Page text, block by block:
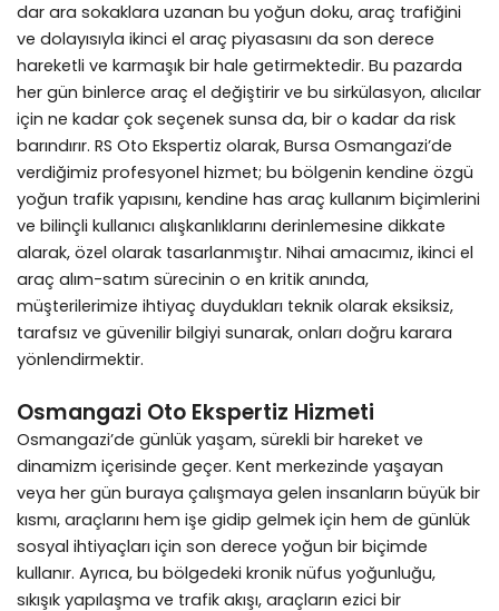
dar ara sokaklara uzanan bu yoğun doku, araç trafiğini
ve dolayısıyla ikinci el araç piyasasını da son derece
hareketli ve karmaşık bir hale getirmektedir. Bu pazarda
her gün binlerce araç el değiştirir ve bu sirkülasyon, alıcılar
için ne kadar çok seçenek sunsa da, bir o kadar da risk
barındırır. RS Oto Ekspertiz olarak, Bursa Osmangazi’de
verdiğimiz profesyonel hizmet; bu bölgenin kendine özgü
yoğun trafik yapısını, kendine has araç kullanım biçimlerini
ve bilinçli kullanıcı alışkanlıklarını derinlemesine dikkate
alarak, özel olarak tasarlanmıştır. Nihai amacımız, ikinci el
araç alım-satım sürecinin o en kritik anında,
müşterilerimize ihtiyaç duydukları teknik olarak eksiksiz,
tarafsız ve güvenilir bilgiyi sunarak, onları doğru karara
yönlendirmektir.
Osmangazi Oto Ekspertiz Hizmeti
Osmangazi’de günlük yaşam, sürekli bir hareket ve
dinamizm içerisinde geçer. Kent merkezinde yaşayan
veya her gün buraya çalışmaya gelen insanların büyük bir
kısmı, araçlarını hem işe gidip gelmek için hem de günlük
sosyal ihtiyaçları için son derece yoğun bir biçimde
kullanır. Ayrıca, bu bölgedeki kronik nüfus yoğunluğu,
sıkışık yapılaşma ve trafik akışı, araçların ezici bir